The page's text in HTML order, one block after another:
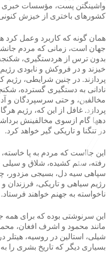
واشینگتن پست، مؤسسات خبری
کشورهای باختری از خیزش
همان گونه که کاربرد وعمل کرد
جهان است، زمانی که مردم
بدون ترس از هردستگیری،
خیزند و در فروکش و نابودی
پردازند. در چنین شرایطی، رژیم
نادانی به دستگیری گسترده،
مخالفین، و حتی سرسپردگان و
پردازد. غافل از این که، رژیم
دهها گام ازسوی مخالفینش
در تنگنا و تاریکی گیر خواهد کرد.
این جااست که مردم به پا
رفته، ستم کشیده، شلاق و سیلی
سپاهی سیه دل، بسیجی مزدور،
رژیم سیاهی و تاریکی، فرزندان
ناخواسته به جهنم خواهند فرستاد.
این سرنوشتی بوده که برای همه
مانند محمود و اشرف افغان،
شیلی، استالین در روسیه، هیتلر
بسیاری دیگر که تاریخ بشری را
<